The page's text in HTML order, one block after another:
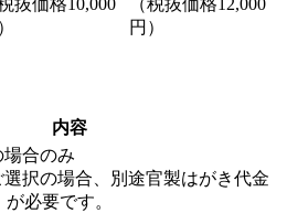
税抜価格10,000
（税抜価格12,000
円）
内容
場合のみ
選択の場合、別途官製はがき代金
が必要です。